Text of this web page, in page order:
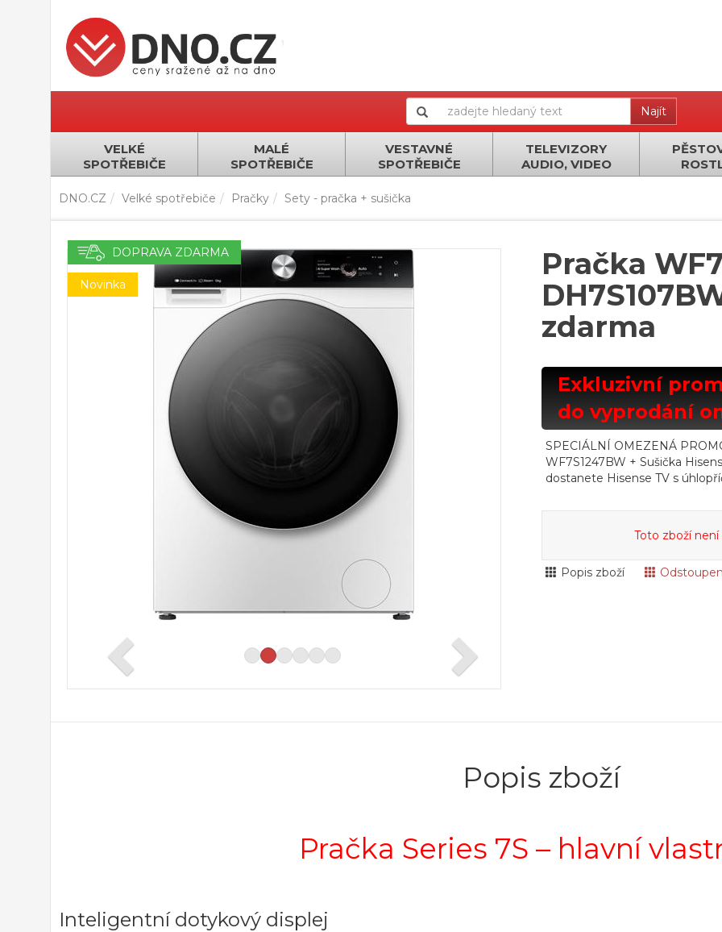
Najít
VELKÉ
SPOTŘEBIČE
MALÉ
SPOTŘEBIČE
VESTAVNÉ
SPOTŘEBIČE
TELEVIZORY
AUDIO, VIDEO
DNO.CZ Velké spotřebiče Pračky Sety - pračka + sušička
DOPRAVA ZDARMA
Novinka
Pračka
zdarma
Exkluzivní
do vyprodání
SPECIÁLNÍ OMEZENÁ
WF7S1247BW + Sušička
dostanete Hisense TV s
Toto zboží
Popis zboží
Popis zboží
Pračka Series 7S – hlavní
Inteligentní dotykový displej